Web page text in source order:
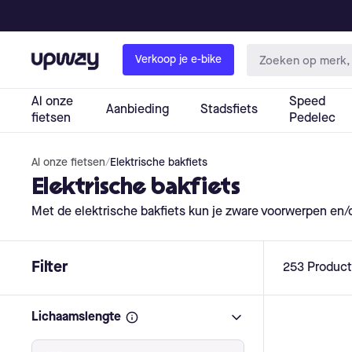
Al onze fietsen/Elektrische bakfiets
Elektrische bakfiets
Met de elektrische bakfiets kun je zware voorwerpen
Filter
Lichaamslengte
253